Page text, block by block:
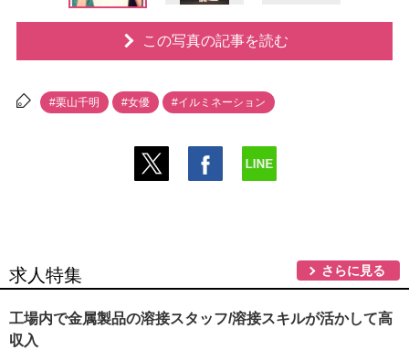
この写真の記事を読む
#栗山千明 #女優 #イルミネーション
求人特集 さらに見る
工場内で金属製品の溶接スタッフ/溶接スキルが活かして高
収入